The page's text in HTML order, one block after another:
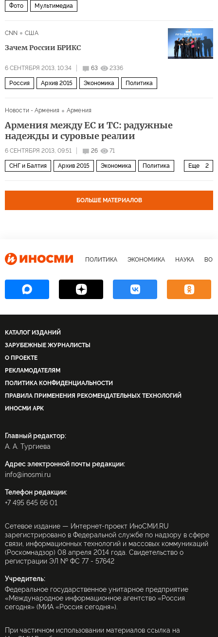
Фото Мультимедиа
CNN США
Зачем России БРИКС
6 СЕНТЯБРЯ 2013, 10:34 63 2336
Россия Архив 2015 Экономика Политика
Новости - Армения Армения
Армения между ЕС и ТС: радужные
надежды и суровые реалии
6 СЕНТЯБРЯ 2013, 09:51 26 71
Еще 2
СНГ и Балтия Архив 2015 Экономика Политика
БОЛЬШЕ МАТЕРИАЛОВ
ПОЛИТИКА ЭКОНОМИКА НАУКА
КАТАЛОГ ИЗДАНИЙ
ЗАРУБЕЖНЫЕ ЖУРНАЛИСТЫ
О ПРОЕКТЕ
РЕКЛАМОДАТЕЛЯМ
ПОЛИТИКА КОНФИДЕНЦИАЛЬНОСТИ
ПРАВИЛА ПРИМЕНЕНИЯ РЕКОМЕНДАТЕЛЬНЫХ ТЕХНОЛОГИЙ
ИНОСМИ APK
Главный редактор:
А. А. Тургиева
Адрес электронной почты редакции:
info@inosmi.ru
Телефон редакции:
+7 495 645 66 01
Сетевое издание — Интернет-проект ИноСМИ.RU
зарегистрировано в Федеральной службе по надзору в сфере
связи, информационных технологий и массовых коммуникаций
(Роскомнадзор) 08 апреля 2014 года. Свидетельство о
регистрации ЭЛ № ФС 77 - 57642
Учредитель:
Федеральное государственное унитарное предприятие
«Международное информационное агентство «Россия
сегодня» (МИА «Россия сегодня»).
При частичном использовании материалов ссылка на